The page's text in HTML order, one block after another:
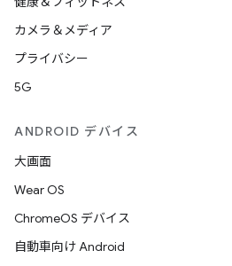
カメラ＆メディア
プライバシー
5G
ANDROID デバイス
大画面
Wear OS
ChromeOS デバイス
自動車向け Android